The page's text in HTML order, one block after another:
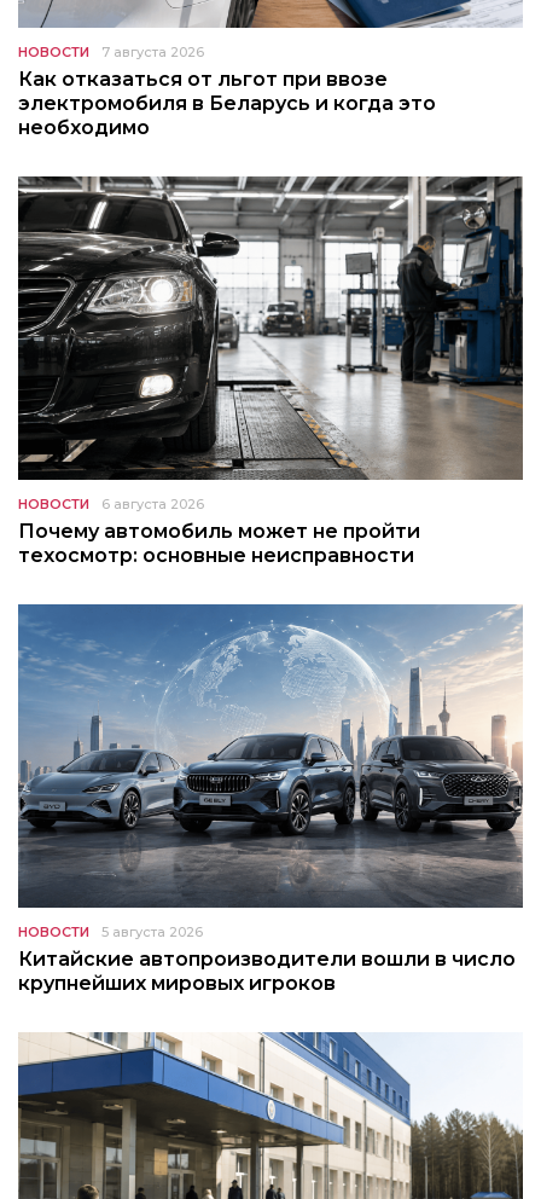
НОВОСТИ 7 августа 2026
Как отказаться от льгот при ввозе
электромобиля в Беларусь и когда это
необходимо
НОВОСТИ 6 августа 2026
Почему автомобиль может не пройти
техосмотр: основные неисправности
НОВОСТИ 5 августа 2026
Китайские автопроизводители вошли в число
крупнейших мировых игроков